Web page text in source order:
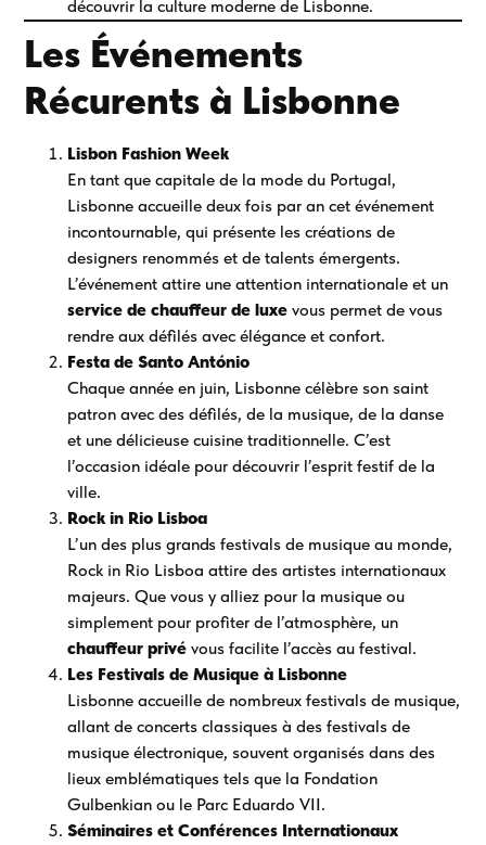
découvrir la culture moderne de Lisbonne.
Les Événements
Récurents à Lisbonne
Lisbon Fashion Week
En tant que capitale de la mode du Portugal,
Lisbonne accueille deux fois par an cet événement
incontournable, qui présente les créations de
designers renommés et de talents émergents.
L’événement attire une attention internationale et un
service de chauffeur de luxe vous permet de vous
rendre aux défilés avec élégance et confort.
Festa de Santo António
Chaque année en juin, Lisbonne célèbre son saint
patron avec des défilés, de la musique, de la danse
et une délicieuse cuisine traditionnelle. C’est
l’occasion idéale pour découvrir l’esprit festif de la
ville.
Rock in Rio Lisboa
L’un des plus grands festivals de musique au monde,
Rock in Rio Lisboa attire des artistes internationaux
majeurs. Que vous y alliez pour la musique ou
simplement pour profiter de l’atmosphère, un
chauffeur privé vous facilite l’accès au festival.
Les Festivals de Musique à Lisbonne
Lisbonne accueille de nombreux festivals de musique,
allant de concerts classiques à des festivals de
musique électronique, souvent organisés dans des
lieux emblématiques tels que la Fondation
Gulbenkian ou le Parc Eduardo VII.
Séminaires et Conférences Internationaux